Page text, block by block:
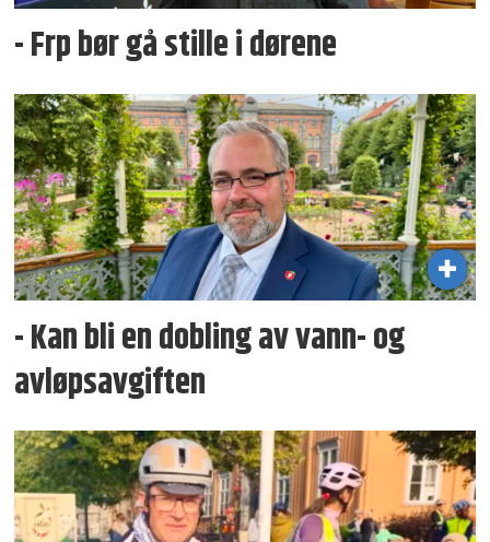
- Frp bør gå stille i dørene
- Kan bli en dobling av vann- og
avløpsavgiften